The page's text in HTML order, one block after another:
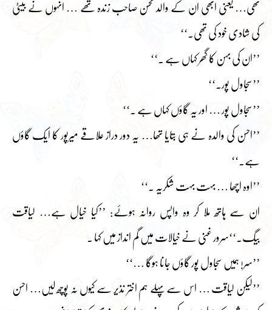
تھی… یعنی ابھی ان کے والد محسن صاحب زندہ تھے … انہوں نے بیٹی
کی شادی خود کی تھی۔‘‘
’’ان کی بہن کا گھر کہاں ہے ۔‘‘
’’سجاول پور۔‘‘
’’سجاول پور … اور یہ گاؤں کہاں ہے ۔‘‘
’’احسن کی والدہ نے ہی بتایا تھا… یہ دور دراز علاقے میرپور کا ایک گاؤں
ہے۔‘‘
’’اوہ اچھا … بہت بہت شکریہ ۔‘‘
ان سے ہاتھ ملا کر وہ واپس روانہ ہوئے: ’’کیا خیال ہے… لیاقت
بیگ۔‘‘سرور غنی نے خیالات میں گم انداز میں کہا ۔
’’سر! ہمیں سجاول پور گاؤں جانا ہوگا …‘‘
’’لیکن لیاقت … اس سے پہلے ہم اختر نذیر سے کیوں نہ پوچھ لیں… احسن